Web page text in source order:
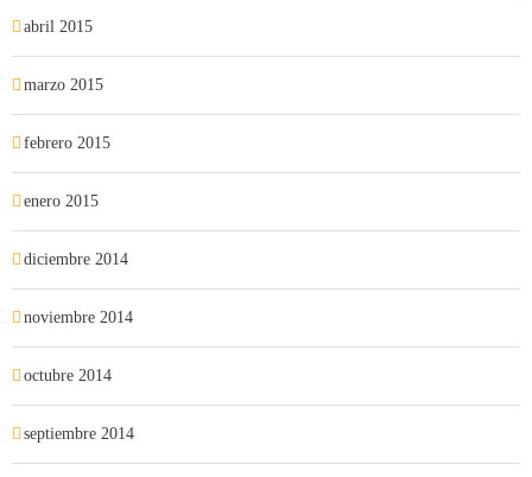
abril 2015
marzo 2015
febrero 2015
enero 2015
diciembre 2014
noviembre 2014
octubre 2014
septiembre 2014